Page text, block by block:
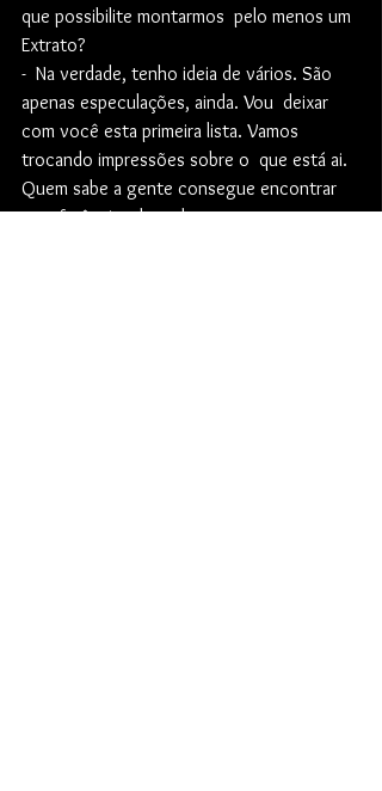
que possibilite montarmos  pelo menos um
Extrato?
-  Na verdade, tenho ideia de vários. São
apenas especulações, ainda. Vou  deixar
com você esta primeira lista. Vamos
trocando impressões sobre o  que está ai.
Quem sabe a gente consegue encontrar
as referências de cada um.